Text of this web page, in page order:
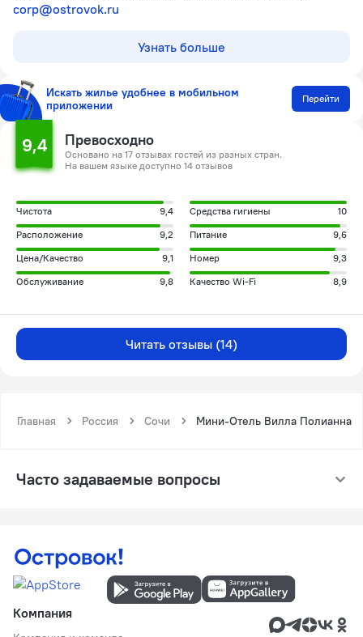
corp@ostrovok.ru
Узнать больше
Искать жилье удобнее в мобильном
приложении
Перейти
9,4 Превосходно
Основано на 17 отзывах гостей из разных стран.
На вашем языке доступно 14 отзывов
Чистота 9,4 Средства гигиены
10
Расположение
9,2 Питание
9,6
Цена/Качество
9,1 Номер
9,3
Обслуживание
9,8 Качество Wi-Fi 8,9
Читать отзывы (14)
Главная Россия Сочи Мини-Отель Вилла Полианна
Часто задаваемые вопросы
Компания